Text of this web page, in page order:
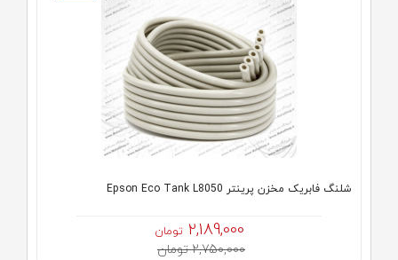
شلنگ فابریک مخزن پرینتر Epson Eco Tank L8050
2,189,000 تومان
2,750,000 تومان